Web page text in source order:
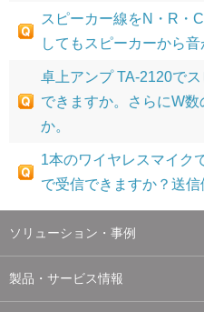
スピーカー線をN・R・
してもスピーカーから
卓上アンプ TA-2120で
できますか。さらにW
か。
1本のワイヤレスマイク
で受信できますか？送信
ソリューション・事例
製品・サービス情報